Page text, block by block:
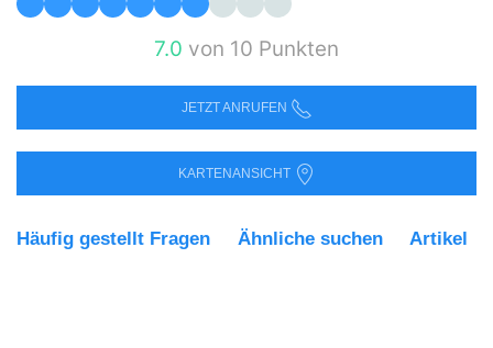
7.0 von 10 Punkten
JETZT ANRUFEN
KARTENANSICHT
Häufig gestellt Fragen Ähnliche suchen Artikel